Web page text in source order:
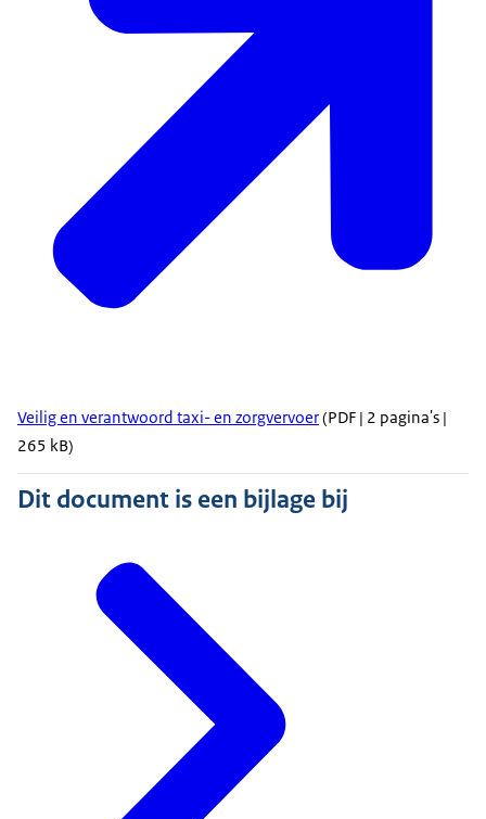
Veilig en verantwoord taxi- en zorgvervoer(PDF | 2 pagina's |
265 kB)
Dit document is een bijlage bij